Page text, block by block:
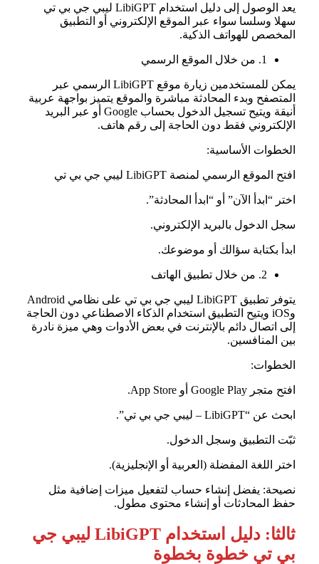
يعد الوصول إلى دليل استخدام LibiGPT ليبي جي بي تي
سهلا وسلسا سواء عبر الموقع الإلكتروني أو التطبيق
المخصص للهواتف الذكية.
يمكن للمستخدمين زيارة موقع LibiGPT الرسمي عبر
المتصفح وبدء المحادثة مباشرة والموقع يتميز بواجهة عربية
أنيقة ويتيح تسجيل الدخول بحساب Google أو عبر البريد
الإلكتروني فقط دون الحاجة إلى رقم هاتف.
الخطوات الأساسية:
افتح الموقع الرسمي لمنصة LibiGPT ليبي جي بي تي
اختر “ابدأ الآن” أو “ابدأ المحادثة”.
سجل الدخول بالبريد الإلكتروني.
ابدأ بكتابة سؤالك أو موضوعك.
يتوفر تطبيق LibiGPT ليبي جي بي تي على نظامي Android
وiOS ويتيح التطبيق استخدام الذكاء الاصطناعي دون الحاجة
إلى اتصال دائم بالإنترنت في بعض الأدوات وهي ميزة نادرة
بين المنافسين.
الخطوات:
افتح متجر Google Play أو App Store.
ابحث عن “LibiGPT – ليبي جي بي تي”.
ثبّت التطبيق وسجل الدخول.
اختر اللغة المفضلة (العربية أو الإنجليزية).
نصيحة: يفضل إنشاء حساب لتفعيل ميزات إضافية مثل
حفظ المحادثات أو إنشاء محتوى مطول.
ثالثا: دليل استخدام LibiGPT ليبي جي
بي تي خطوة بخطوة